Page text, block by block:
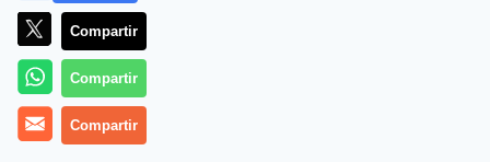
Compartir
Compartir
Compartir